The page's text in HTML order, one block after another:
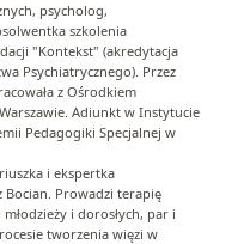
psycholog,
szkolenia
"Kontekst" (akredytacja
Psychiatrycznego). Przez
z Ośrodkiem
Adiunkt w Instytucie
Pedagogiki Specjalnej w
i ekspertka
Bocian. Prowadzi terapię
i dorosłych, par i
tworzenia więzi w